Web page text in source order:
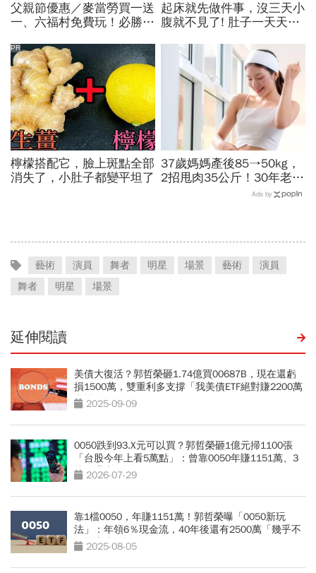
父親節優惠／麥當勞買一送
一、六福村免費玩！必勝
家速食餐飲飯店好康必收
起床就先做件事，沒三天小
腹就不見了! 肚子一天天變
檸檬搭配它，臉上斑點全部
消失了，小肚子都變平坦了
PR
37歲媽媽產後85→50kg，
2招甩肉35公斤！30年老中
醫公開：晚餐戒這2物，1
Ads by
藝術 演員 舞者 明星 場景 藝術
演員
舞者
明星 場景
延伸閱讀
美債大復活？郭哲榮砸1.74億買00687B，現在還虧
損1500萬，雙重利多支撐「我美債ETF絕對賺2200萬
出場」
2025-09-09
0050跌到93.X元可以買？郭哲榮砸1億元掃1100張
「台股今年上看5萬點」：曾靠0050年賺1151萬、3
策略曝光
2026-07-29
靠1檔0050，年賺1151萬！郭哲榮曝「0050新玩
法」：年領6％現金流，40年後還有2500萬「幾乎不
可能賣光」
2025-08-05